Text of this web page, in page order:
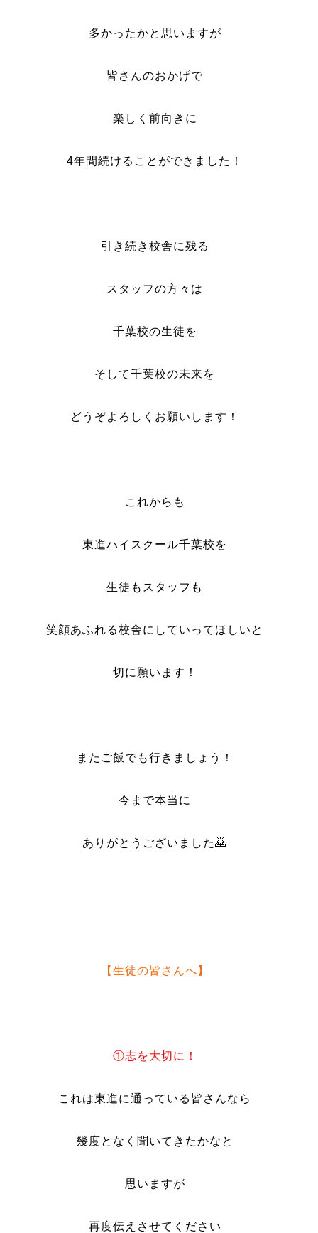
多かったかと思いますが
皆さんのおかげで
楽しく前向きに
4年間続けることができました！
引き続き校舎に残る
スタッフの方々は
千葉校の生徒を
そして千葉校の未来を
どうぞよろしくお願いします！
これからも
東進ハイスクール千葉校を
生徒もスタッフも
笑顔あふれる校舎にしていってほしいと
切に願います！
またご飯でも行きましょう！
今まで本当に
ありがとうございました🙇
【生徒の皆さんへ】
①志を大切に！
これは東進に通っている皆さんなら
幾度となく聞いてきたかなと
思いますが
再度伝えさせてください